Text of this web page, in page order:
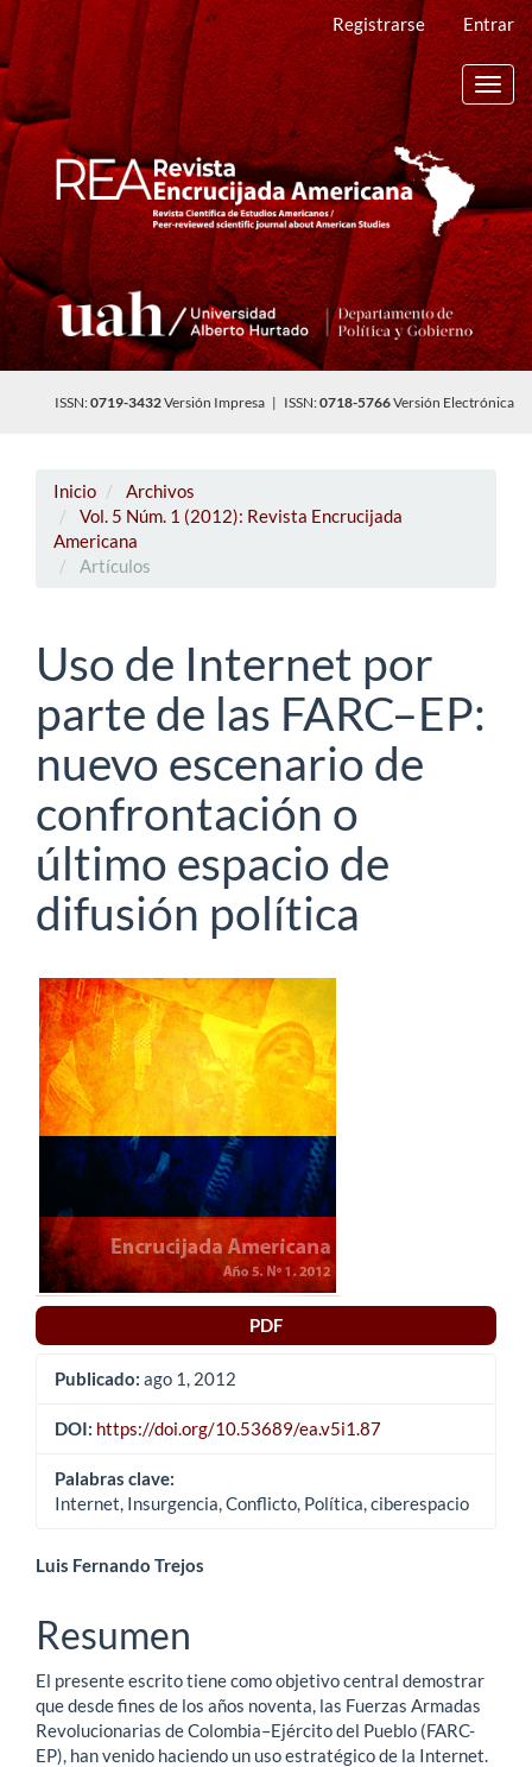
Navegación
principal
Contenido
principal
Barra
lateral
Registrarse Entrar
ISSN:0719-3432Versión Impresa | ISSN:0718-5766Versión Electrónica
Inicio
Archivos
Vol. 5 Núm. 1 (2012): Revista Encrucijada
Americana
Artículos
Uso de Internet por
parte de las FARC–EP:
nuevo escenario de
confrontación o
último espacio de
difusión política
Barra
lateral
del
artículo
PDF
Publicado: ago 1, 2012
DOI: https://doi.org/10.53689/ea.v5i1.87
Palabras clave:
Internet, Insurgencia, Conflicto, Política, ciberespacio
Contenido
principal
del
artículo
Luis Fernando Trejos
Resumen
El presente escrito tiene como objetivo central demostrar
que desde fines de los años noventa, las Fuerzas Armadas
Revolucionarias de Colombia–Ejército del Pueblo (FARC-
EP), han venido haciendo un uso estratégico de la Internet.